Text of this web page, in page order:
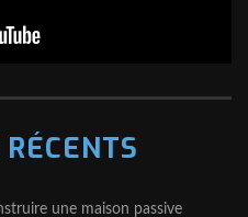
une maison passive